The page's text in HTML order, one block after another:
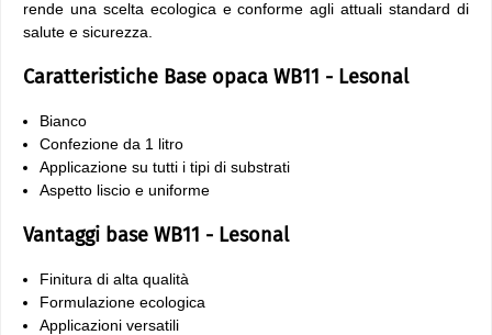
rende una scelta ecologica e conforme agli attuali standard di
salute e sicurezza.
Caratteristiche Base opaca WB11 - Lesonal
Bianco
Confezione da 1 litro
Applicazione su tutti i tipi di substrati
Aspetto liscio e uniforme
Vantaggi base WB11 - Lesonal
Finitura di alta qualità
Formulazione ecologica
Applicazioni versatili